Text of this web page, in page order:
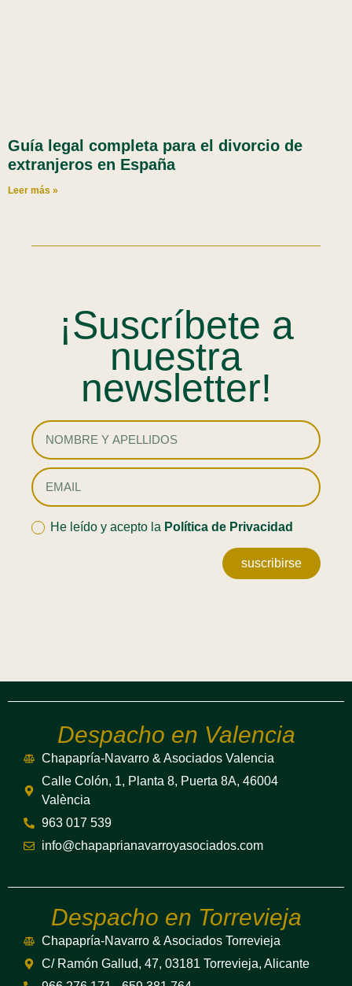
Guía legal completa para el divorcio de
extranjeros en España
Leer más »
¡Suscríbete a
nuestra
newsletter!
He leído y acepto la Política de Privacidad
suscribirse
Despacho en Valencia
Chapapría-Navarro & Asociados Valencia
Calle Colón, 1, Planta 8, Puerta 8A, 46004
València
963 017 539
info@chapaprianavarroyasociados.com
Despacho en Torrevieja
Chapapría-Navarro & Asociados Torrevieja
C/ Ramón Gallud, 47, 03181 Torrevieja, Alicante